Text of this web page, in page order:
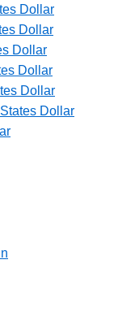
Dollar
Dollar
Dollar
Dollar
Dollar
Dollar